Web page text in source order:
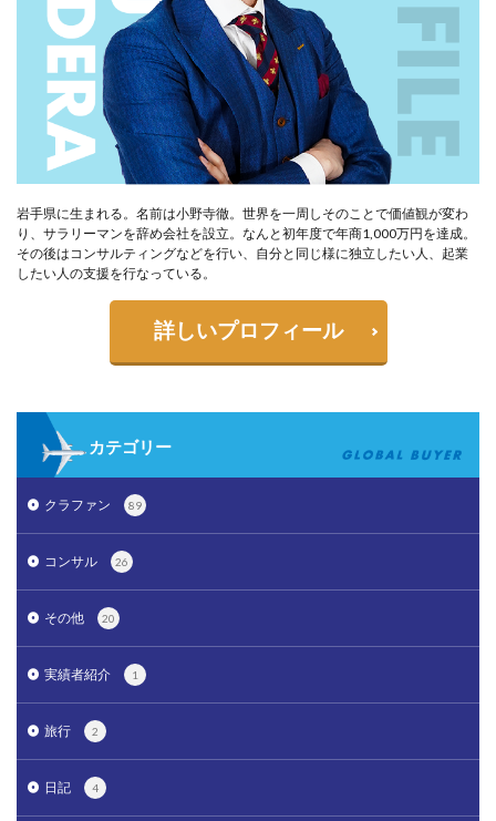
岩手県に生まれる。名前は小野寺徹。世界を一周しそのことで価値観が変わ
り、サラリーマンを辞め会社を設立。なんと初年度で年商1,000万円を達成。
その後はコンサルティングなどを行い、自分と同じ様に独立したい人、起業
したい人の支援を行なっている。
詳しいプロフィール
カテゴリー
クラファン 89
コンサル 26
その他 20
実績者紹介 1
旅行 2
日記 4